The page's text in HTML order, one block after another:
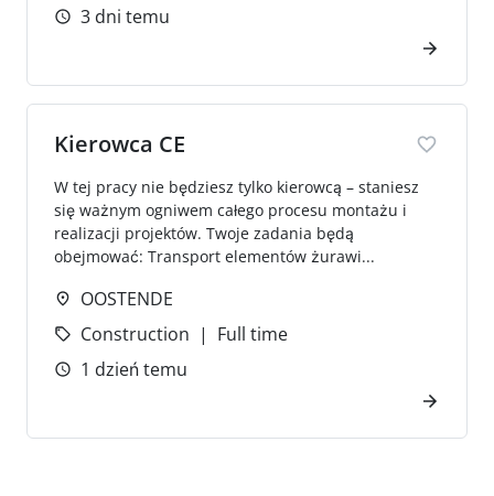
3 dni temu
Kierowca CE
W tej pracy nie będziesz tylko kierowcą – staniesz
się ważnym ogniwem całego procesu montażu i
realizacji projektów. Twoje zadania będą
obejmować: Transport elementów żurawi...
OOSTENDE
Construction
Full time
1 dzień temu